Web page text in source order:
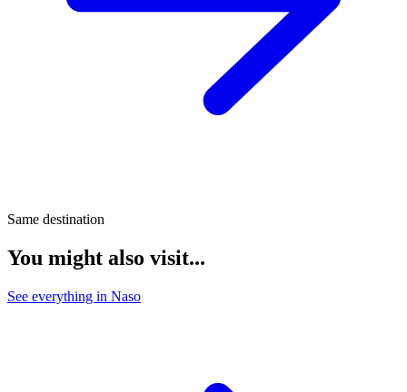
Same destination
You might also visit...
See everything in Naso